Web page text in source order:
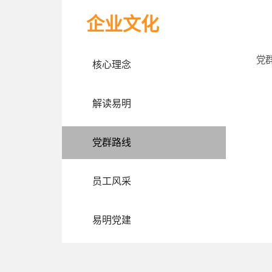
企业文化
核心理念
解读易明
党群路线
员工风采
易明党建
党